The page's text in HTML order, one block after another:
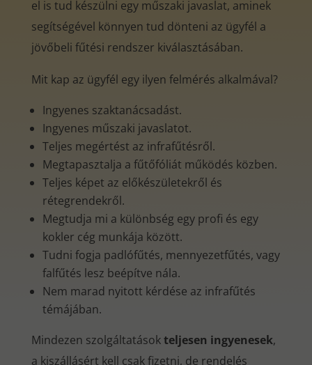
el is tud készülni egy műszaki javaslat, aminek
segítségével könnyen tud dönteni az ügyfél a
jövőbeli fűtési rendszer kiválasztásában.
Mit kap az ügyfél egy ilyen felmérés alkalmával?
Ingyenes szaktanácsadást.
Ingyenes műszaki javaslatot.
Teljes megértést az infrafűtésről.
Megtapasztalja a fűtőfóliát működés közben.
Teljes képet az előkészületekről és
rétegrendekről.
Megtudja mi a különbség egy profi és egy
kokler cég munkája között.
Tudni fogja padlófűtés, mennyezetfűtés, vagy
falfűtés lesz beépítve nála.
Nem marad nyitott kérdése az infrafűtés
témájában.
Mindezen szolgáltatásokteljesen ingyenesek,
a kiszállásért kell csak fizetni, de rendelés